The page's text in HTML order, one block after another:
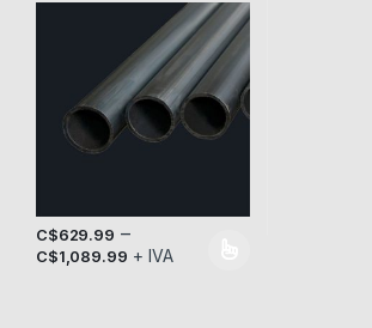
C$629.99 –
C$1,089.99 + IVA
Este producto tiene múltiples variantes.